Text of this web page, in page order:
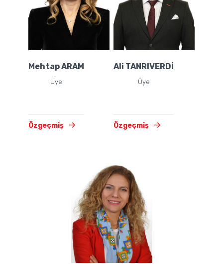
Mehtap ARAM
Üye
Özgeçmiş
Ali TANRIVERDİ
Üye
Özgeçmiş